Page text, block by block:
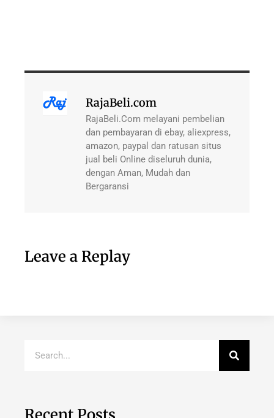
RajaBeli.com
RajaBeli.Com melayani pembelian
dan pembayaran di ebay, aliexpress,
amazon, paypal dan ratusan situs
jual beli Online diseluruh dunia,
dengan Aman, Mudah dan
Bergaransi
Leave a Replay